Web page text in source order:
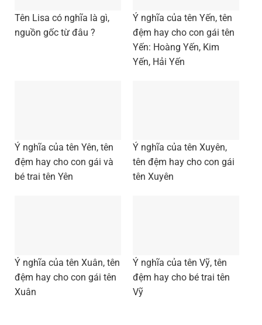
Tên Lisa có nghĩa là gì,
nguồn gốc từ đâu ?
Ý nghĩa của tên Yến, tên
đệm hay cho con gái tên
Yến: Hoàng Yến, Kim
Yến, Hải Yến
Ý nghĩa của tên Yên, tên
đệm hay cho con gái và
bé trai tên Yên
Ý nghĩa của tên Xuyên,
tên đệm hay cho con gái
tên Xuyên
Ý nghĩa của tên Xuân, tên
đệm hay cho con gái tên
Xuân
Ý nghĩa của tên Vỹ, tên
đệm hay cho bé trai tên
Vỹ